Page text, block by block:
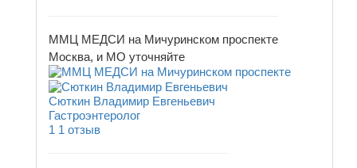
ММЦ МЕДСИ на Мичуринском проспекте
Москва, и МО уточняйте
Сюткин Владимир Евгеньевич
Гастроэнтеролог
1 1 отзыв